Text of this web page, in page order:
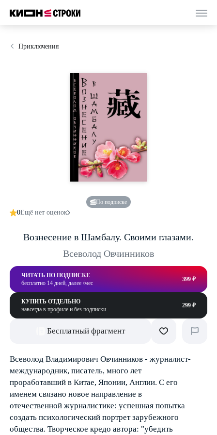
Приключения
По подписке
0Ещё нет оценок
Вознесение в Шамбалу. Своими глазами.
Всеволод Овчинников
ЧИТАТЬ ПО ПОДПИСКЕ
бесплатно 14 дней, далее /мес
399 ₽
КУПИТЬ ОТДЕЛЬНО
навсегда в профиле и без подписки
299 ₽
Бесплатный фрагмент
Всеволод Владимирович Овчинников - журналист-
международник, писатель, много лет
проработавший в Китае, Японии, Англии. С его
именем связано новое направление в
отечественной журналистике: успешная попытка
создать психологический портрет зарубежного
общества. Творческое кредо автора: "убедить